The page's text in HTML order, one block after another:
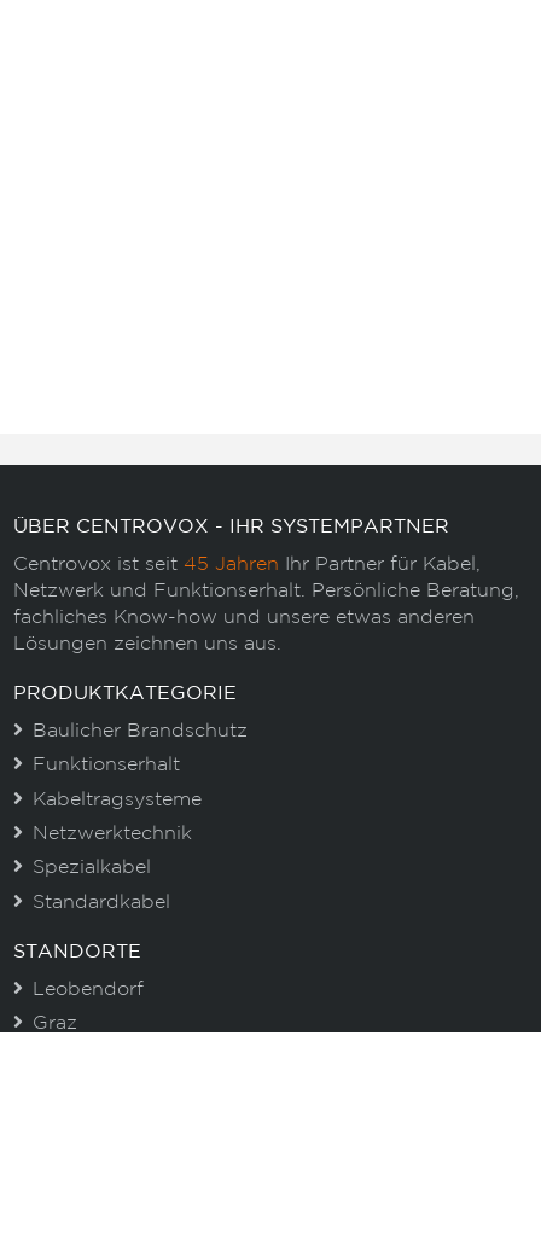
ÜBER CENTROVOX - IHR SYSTEMPARTNER
Centrovox ist seit 45 Jahren Ihr Partner für Kabel,
Netzwerk und Funktionserhalt. Persönliche Beratung,
fachliches Know-how und unsere etwas anderen
Lösungen zeichnen uns aus.
PRODUKTKATEGORIE
Baulicher Brandschutz
Funktionserhalt
Kabeltragsysteme
Netzwerktechnik
Spezialkabel
Standardkabel
STANDORTE
Leobendorf
Graz